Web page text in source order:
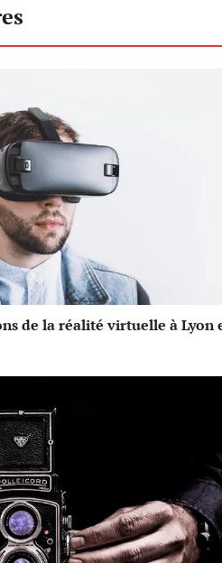
de la réalité virtuelle à Lyon